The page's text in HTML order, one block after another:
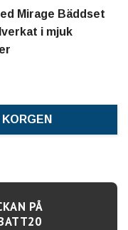
Mirage Bäddset
i mjuk
PÅ